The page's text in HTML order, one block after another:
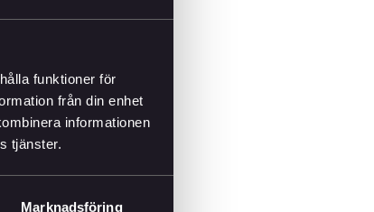
funktioner för
från din enhet
informationen
tjänster.
Marknadsföring